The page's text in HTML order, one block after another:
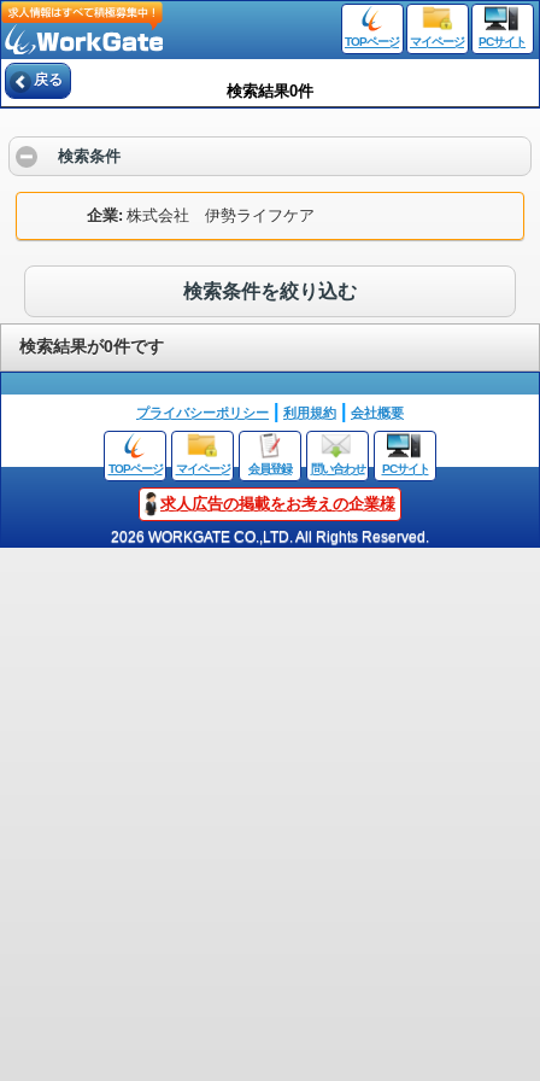
TOPページ マイページ PCサイト
戻る
検索結果0件
検索条件
企業 株式会社 伊勢ライフケア
検索条件を絞り込む
検索結果が0件です
プライバシーポリシー 利用規約 会社概要
TOPページ マイページ 会員登録 問い合わせ PCサイト
求人広告の掲載をお考えの企業様
2026 WORKGATE CO.,LTD. All Rights Reserved.